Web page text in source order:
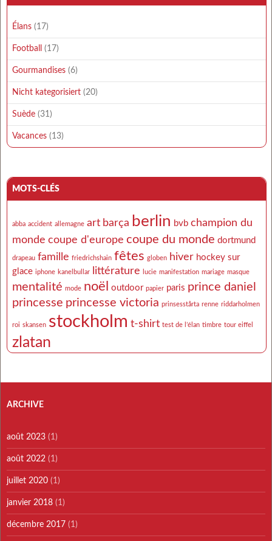
Élans (17)
Football (17)
Gourmandises (6)
Nicht kategorisiert (20)
Suède (31)
Vacances (13)
MOTS-CLÉS
abba accident allemagne art barça berlin bvb champion du
monde coupe d'europe coupe du monde dortmund
drapeau famille friedrichshain fêtes globen hiver hockey sur
glace iphone kanelbullar littérature lucie manifestation mariage masque
mentalité mode noël outdoor papier paris prince daniel
princesse princesse victoria prinsesstårta renne riddarholmen
roi skansen stockholm t-shirt test de l’élan timbre tour eiffel
zlatan
ARCHIVE
août 2023 (1)
août 2022 (1)
juillet 2020 (1)
janvier 2018 (1)
décembre 2017 (1)